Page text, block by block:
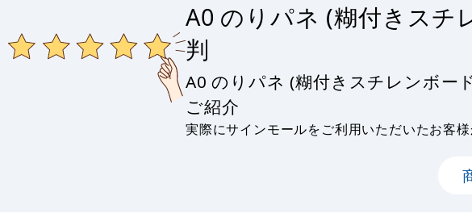
A0 のりパネ (糊付きスチ
判
A0 のりパネ (糊付きスチレンボー
ご紹介
実際にサインモールをご利用いただいたお客